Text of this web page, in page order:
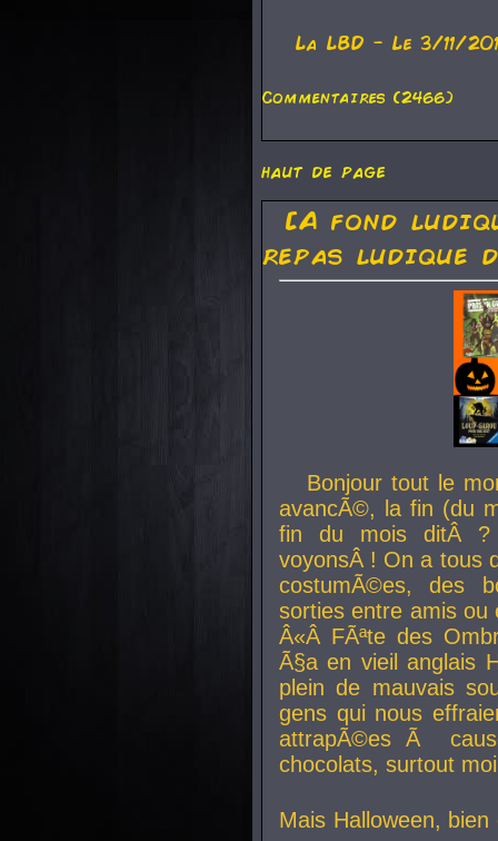
La LBD - Le 3/11/
Commentaires (2466)
haut de page
[A fond
repas ludique
Bonjour tout le
avancÃ©, la fin (du
fin du mois ditÂ ?
voyonsÂ ! On a tous
costumÃ©es, des
sorties entre amis
Â«Â FÃªte des
Ã§a en vieil anglais
plein de mauvais
gens qui nous
attrapÃ©es Ã
chocolats, surtout
Mais Halloween, bien